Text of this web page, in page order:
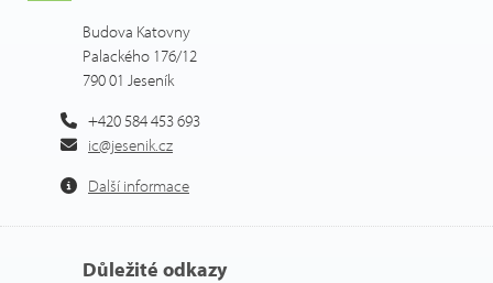
Budova Katovny
Palackého 176/12
790 01 Jeseník
+420 584 453 693
ic@jesenik.cz
Další informace
Důležité odkazy